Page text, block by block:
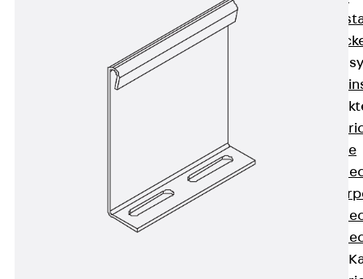
Kanalsysteme
Estrichbündige